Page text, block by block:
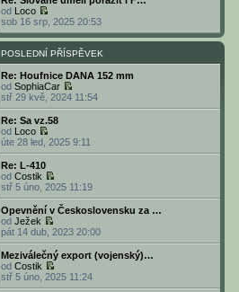
ř
í
s
p
ě
v
k
l
d
n
p
ř
í
s
p
ě
v
k
t
p
o
s
l
e
d
n
í
p
ř
í
p
ě
e
k
r
a
z
i
t
o
s
ř
ě
v
k
od Loco
Z
o
b
r
a
z
i
t
p
o
s
l
e
n
í
p
ř
í
s
p
ě
v
e
k
sob 16 srp, 2025 20:53
POSLEDNÍ PŘÍSPĚVEK
Re: Houfnice DANA 152 mm
od SophiaCar
Z
o
a
z
p
o
s
l
d
n
í
ř
í
stř 29 kvě, 2024 11:54
Re: Sa vz.58
od Loco
Z
o
r
a
z
t
p
o
s
l
e
d
úte 28 led, 2025 9:11
Re: L-410
od Costik
Z
o
b
a
z
i
t
p
o
stř 5 úno, 2025 11:19
Opevnění v Československu za …
od Ježek
Z
o
b
r
a
z
pát 14 dub, 2023 20:00
Meziválečný export (vojenský)…
od Costik
Z
o
stř 5 úno, 2025 11:24